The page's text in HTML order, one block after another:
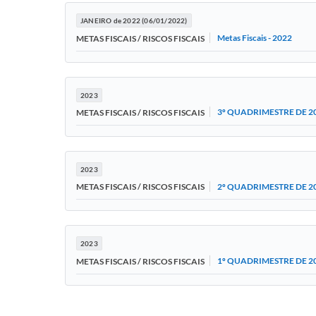
JANEIRO de 2022 (06/01/2022)
METAS FISCAIS / RISCOS FISCAIS Metas Fiscais - 2022
2023
METAS FISCAIS / RISCOS FISCAIS 3º QUADRIMESTRE DE
2023
METAS FISCAIS / RISCOS FISCAIS 2º QUADRIMESTRE DE
2023
METAS FISCAIS / RISCOS FISCAIS 1º QUADRIMESTRE DE